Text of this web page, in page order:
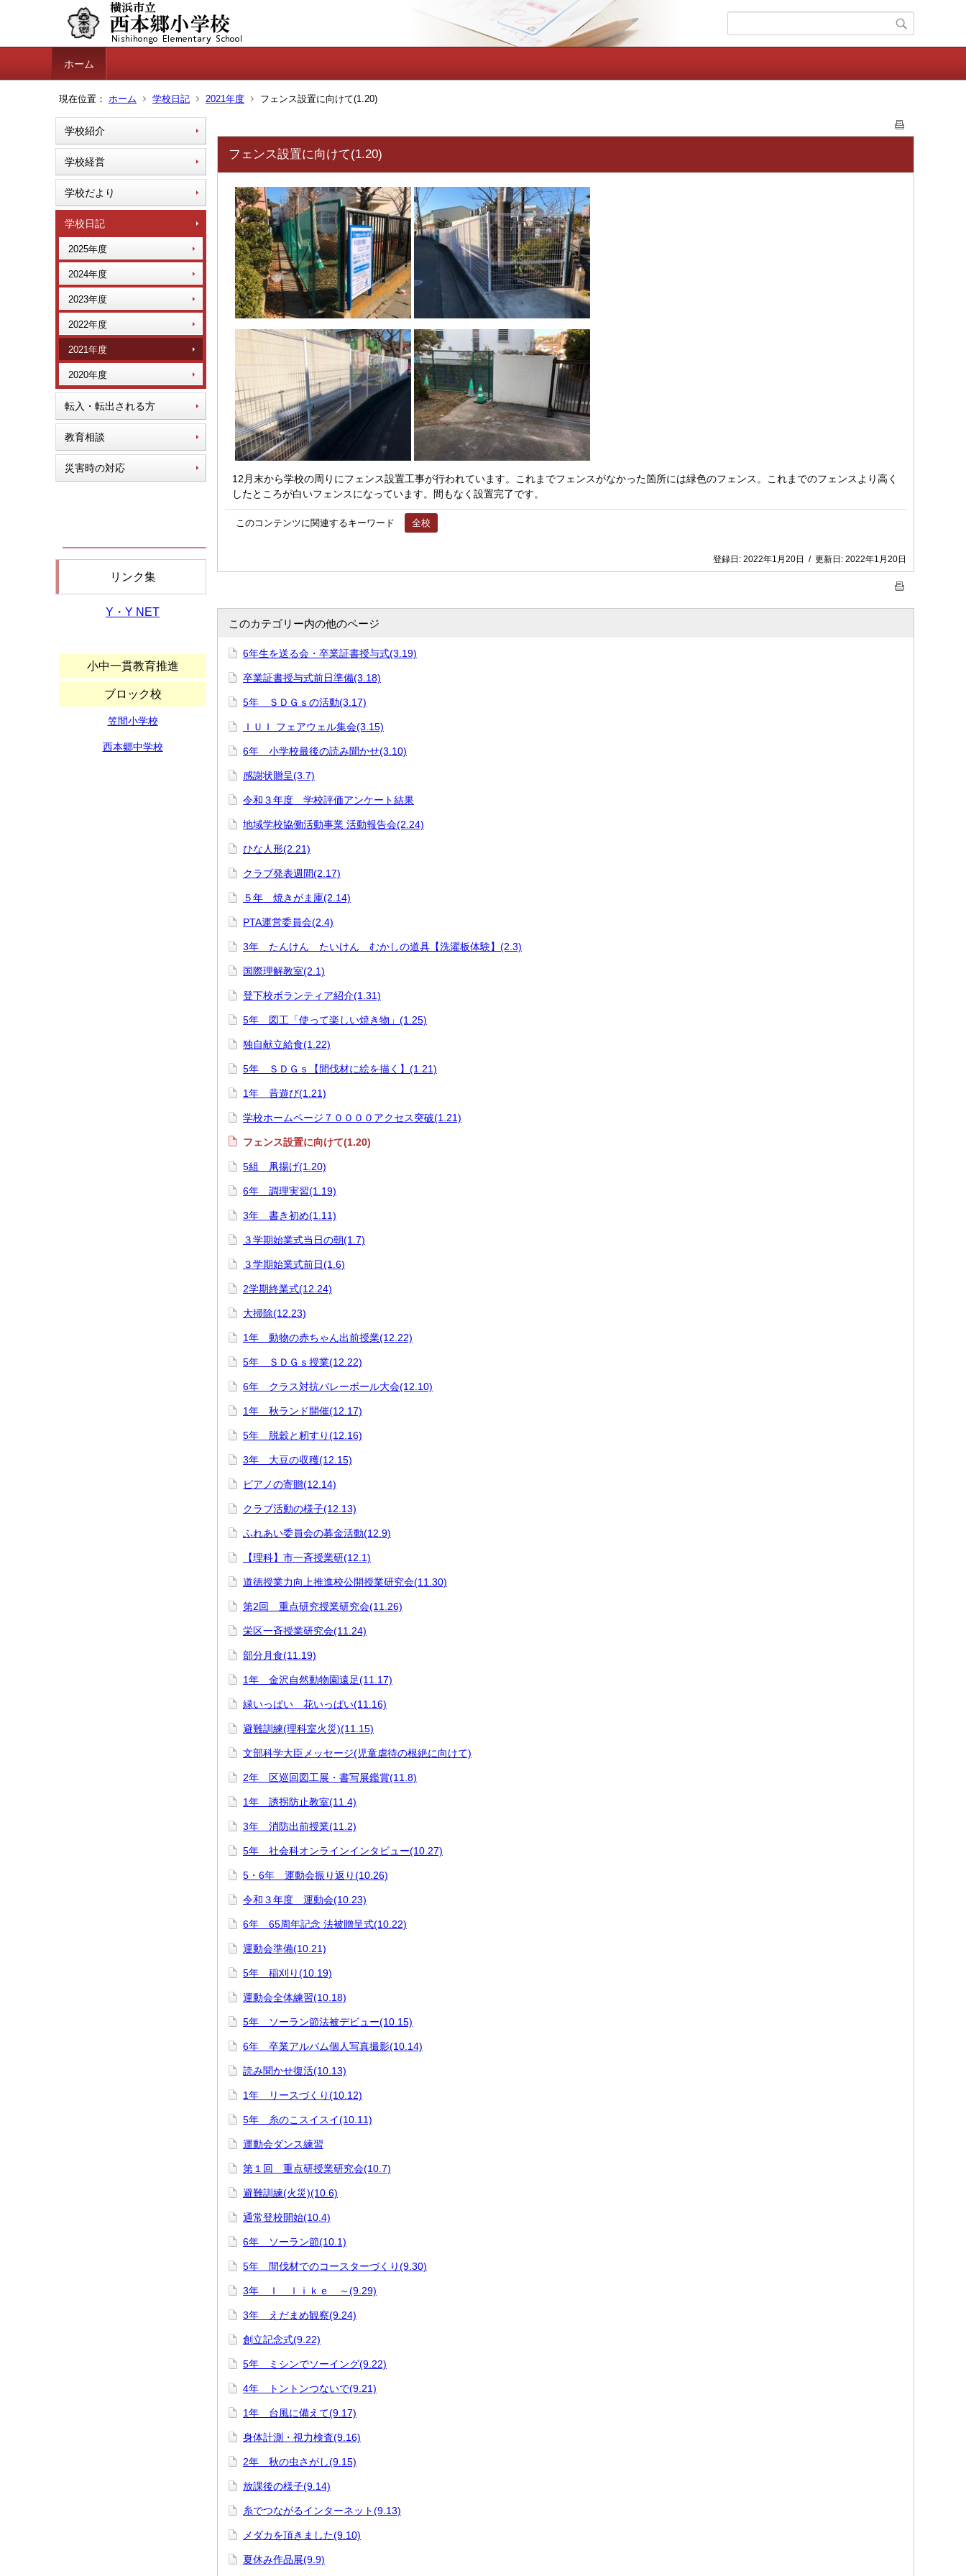
ホーム
現在位置： ホーム 学校日記 2021年度 フェンス設置に向けて(1.20)
学校紹介
学校経営
学校だより
学校日記
2025年度
2024年度
2023年度
2022年度
2021年度
2020年度
転入・転出される方
教育相談
災害時の対応
リンク集
Y・Y NET
小中一貫教育推進
ブロック校
笠間小学校
西本郷中学校
フェンス設置に向けて(1.20)
12月末から学校の周りにフェンス設置工事が行われています。これまでフェンスがなかった箇所には緑色のフェンス。これまでのフェンスより高く
したところが白いフェンスになっています。間もなく設置完了です。
このコンテンツに関連するキーワード 全校
登録日: 2022年1月20日 / 更新日: 2022年1月20日
このカテゴリー内の他のページ
6年生を送る会・卒業証書授与式(3.19)
卒業証書授与式前日準備(3.18)
5年 ＳＤＧｓの活動(3.17)
ＩＵＩ フェアウェル集会(3.15)
6年 小学校最後の読み聞かせ(3.10)
感謝状贈呈(3.7)
令和３年度 学校評価アンケート結果
地域学校協働活動事業 活動報告会(2.24)
ひな人形(2.21)
クラブ発表週間(2.17)
５年 焼きがま庫(2.14)
PTA運営委員会(2.4)
3年 たんけん たいけん むかしの道具【洗濯板体験】(2.3)
国際理解教室(2.1)
登下校ボランティア紹介(1.31)
5年 図工「使って楽しい焼き物」(1.25)
独自献立給食(1.22)
5年 ＳＤＧｓ【間伐材に絵を描く】(1.21)
1年 昔遊び(1.21)
学校ホームページ７００００アクセス突破(1.21)
フェンス設置に向けて(1.20)
5組 凧揚げ(1.20)
6年 調理実習(1.19)
3年 書き初め(1.11)
３学期始業式当日の朝(1.7)
３学期始業式前日(1.6)
2学期終業式(12.24)
大掃除(12.23)
1年 動物の赤ちゃん出前授業(12.22)
5年 ＳＤＧｓ授業(12.22)
6年 クラス対抗バレーボール大会(12.10)
1年 秋ランド開催(12.17)
5年 脱穀と籾すり(12.16)
3年 大豆の収穫(12.15)
ピアノの寄贈(12.14)
クラブ活動の様子(12.13)
ふれあい委員会の募金活動(12.9)
【理科】市一斉授業研(12.1)
道徳授業力向上推進校公開授業研究会(11.30)
第2回 重点研究授業研究会(11.26)
栄区一斉授業研究会(11.24)
部分月食(11.19)
1年 金沢自然動物園遠足(11.17)
緑いっぱい 花いっぱい(11.16)
避難訓練(理科室火災)(11.15)
文部科学大臣メッセージ(児童虐待の根絶に向けて)
2年 区巡回図工展・書写展鑑賞(11.8)
1年 誘拐防止教室(11.4)
3年 消防出前授業(11.2)
5年 社会科オンラインインタビュー(10.27)
5・6年 運動会振り返り(10.26)
令和３年度 運動会(10.23)
6年 65周年記念 法被贈呈式(10.22)
運動会準備(10.21)
5年 稲刈り(10.19)
運動会全体練習(10.18)
5年 ソーラン節法被デビュー(10.15)
6年 卒業アルバム個人写真撮影(10.14)
読み聞かせ復活(10.13)
1年 リースづくり(10.12)
5年 糸のこスイスイ(10.11)
運動会ダンス練習
第１回 重点研授業研究会(10.7)
避難訓練(火災)(10.6)
通常登校開始(10.4)
6年 ソーラン節(10.1)
5年 間伐材でのコースターづくり(9.30)
3年 Ｉ ｌｉｋｅ ～(9.29)
3年 えだまめ観察(9.24)
創立記念式(9.22)
5年 ミシンでソーイング(9.22)
4年 トントンつないで(9.21)
1年 台風に備えて(9.17)
身体計測・視力検査(9.16)
2年 秋の虫さがし(9.15)
放課後の様子(9.14)
糸でつながるインターネット(9.13)
メダカを頂きました(9.10)
夏休み作品展(9.9)